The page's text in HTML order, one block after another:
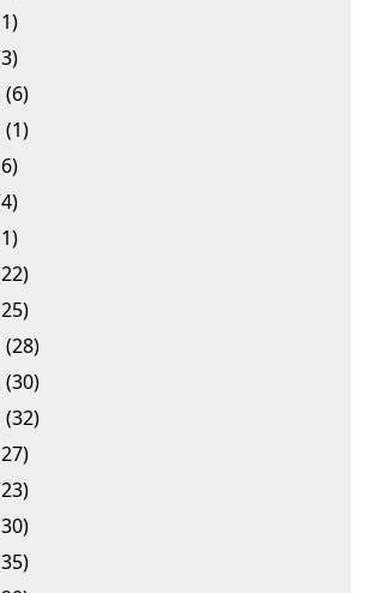
(6)
(1)
(28)
(30)
(32)